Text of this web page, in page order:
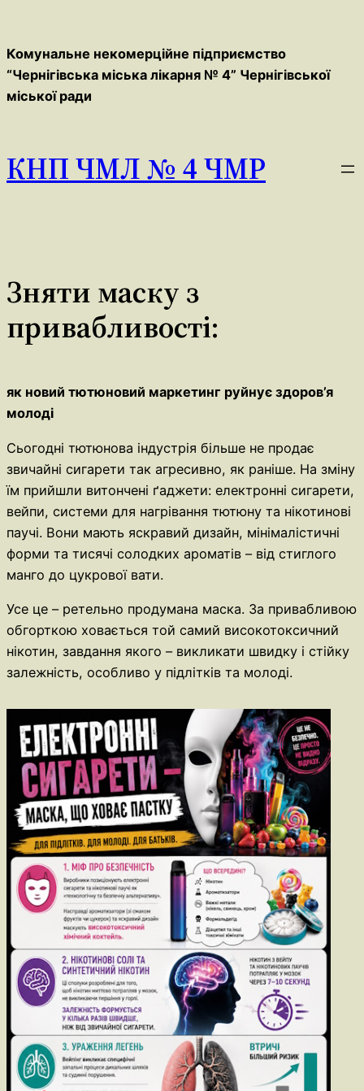
вмісту
Комунальне некомерційне підприємство
“Чернігівська міська лікарня № 4” Чернігівської
міської ради
КНП ЧМЛ № 4 ЧМР
Зняти маску з
привабливості:
як новий тютюновий маркетинг руйнує здоров’я
молоді
Сьогодні тютюнова індустрія більше не продає
звичайні сигарети так агресивно, як раніше. На зміну
їм прийшли витончені ґаджети: електронні сигарети,
вейпи, системи для нагрівання тютюну та нікотинові
паучі. Вони мають яскравий дизайн, мінімалістичні
форми та тисячі солодких ароматів – від стиглого
манго до цукрової вати.
Усе це – ретельно продумана маска. За привабливою
обгорткою ховається той самий високотоксичний
нікотин, завдання якого – викликати швидку і стійку
залежність, особливо у підлітків та молоді.